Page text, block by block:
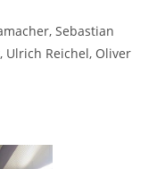
Sebastian
Ulrich Reichel, Oliver